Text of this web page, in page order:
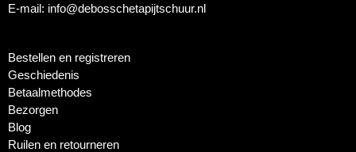
E-mail: info@debosschetapijtschuur.nl
Bestellen en registreren
Geschiedenis
Betaalmethodes
Bezorgen
Blog
Ruilen en retourneren